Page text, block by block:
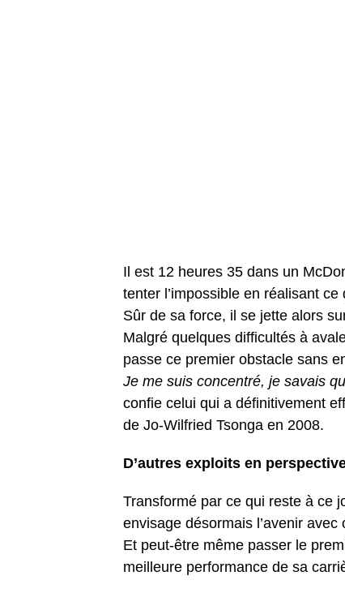
Il est 12 heures 35 dans un
tenter l’impossible en réalisant
Sûr de sa force, il se jette alors
Malgré quelques difficultés à
passe ce premier obstacle sans
Je me suis concentré, je savais
confie celui qui a définitivement
de Jo-Wilfried Tsonga en 2008.
D’autres exploits en
Transformé par ce qui reste à ce
envisage désormais l’avenir avec
Et peut-être même passer le
meilleure performance de sa